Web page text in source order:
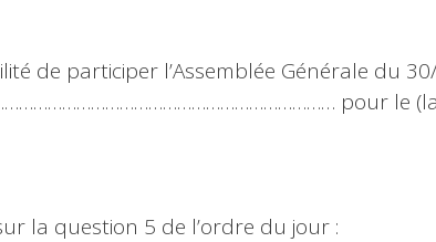
de participer l’Assemblée Générale du
pour le
la question 5 de l’ordre du jour :